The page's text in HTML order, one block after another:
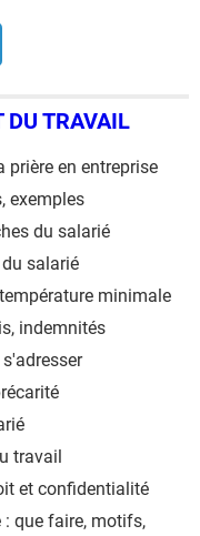
travail
télécharger
DU TRAVAIL
prière en entreprise
exemples
du salarié
salarié
minimale
indemnités
travail
et confidentialité
: que faire, motifs,